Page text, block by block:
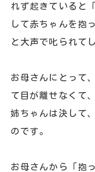
れず起きていると
して赤ちゃんを抱
と大声で叱られて
お母さんにとって
て目が離せなくて
姉ちゃんは決して
のです。
お母さんから「抱